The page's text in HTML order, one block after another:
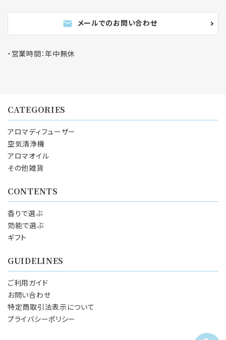
mail メールでのお問い合わせ
・営業時間：年中無休
CATEGORIES
アロマディフューザー
空気清浄機
アロマオイル
その他雑貨
CONTENTS
香りで選ぶ
効能で選ぶ
ギフト
GUIDELINES
ご利用ガイド
お問い合わせ
特定商取引法表示について
プライバシーポリシー